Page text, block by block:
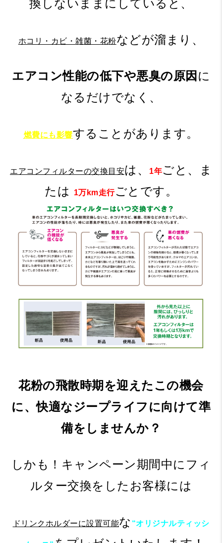
換しないままにしていると、
ホコリ・カビ・雑菌・花粉などが溜まり、
エアコン性能の低下や悪臭の原因 に
なるだけでなく、
燃費にも影響することがあります。
エアコンフィルターの交換目安は、 1年ごと、ま
たは
1万km走行ごとです。
花粉の飛散時期を迎えたこの機会
に、快適なジープライフに向けて準
備をしませんか？
しかも！キャンペーン期間中にフィ
ルター交換をしたお客様には
ドリンクホルダーに設置可能な “オリジナルティッシ